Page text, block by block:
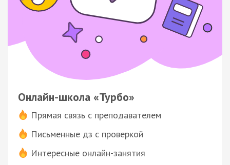
Онлайн-школа «Турбо»
Прямая связь с преподавателем
Письменные дз с проверкой
Интересные онлайн-занятия